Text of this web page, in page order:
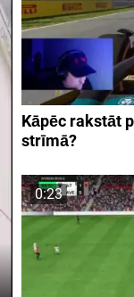
Kāpēc rakstāt
strīmā?
0:23